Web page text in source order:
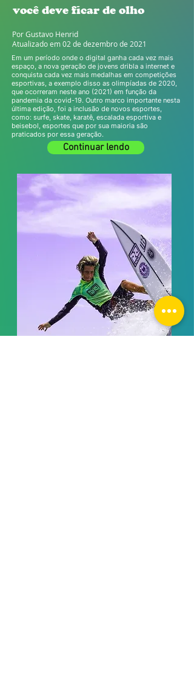
você deve ficar de olho
Por Gustavo Henrid
Atualizado em 02 de dezembro de 2021
Em um período onde o digital ganha cada vez mais
espaço, a nova geração de jovens dribla a internet e
conquista cada vez mais medalhas em competições
esportivas, a exemplo disso as olimpíadas de 2020,
que ocorreram neste ano (2021) em função da
pandemia da covid-19. Outro marco importante nesta
última edição, foi a inclusão de novos esportes,
como: surfe, skate, karatê, escalada esportiva e
beisebol, esportes que por sua maioria são
praticados por essa geração.
Continuar lendo